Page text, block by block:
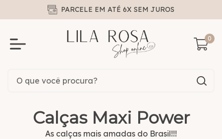
PARCELE EM ATÉ 6X SEM JUROS
0
Calças Maxi Power
As calças mais amadas do Brasil!!!